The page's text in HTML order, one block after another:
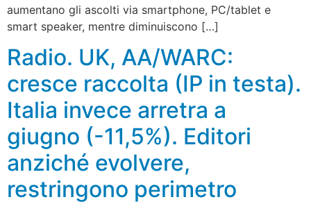
aumentano gli ascolti via smartphone, PC/tablet e
smart speaker, mentre diminuiscono […]
Radio. UK, AA/WARC:
cresce raccolta (IP in testa).
Italia invece arretra a
giugno (-11,5%). Editori
anziché evolvere,
restringono perimetro